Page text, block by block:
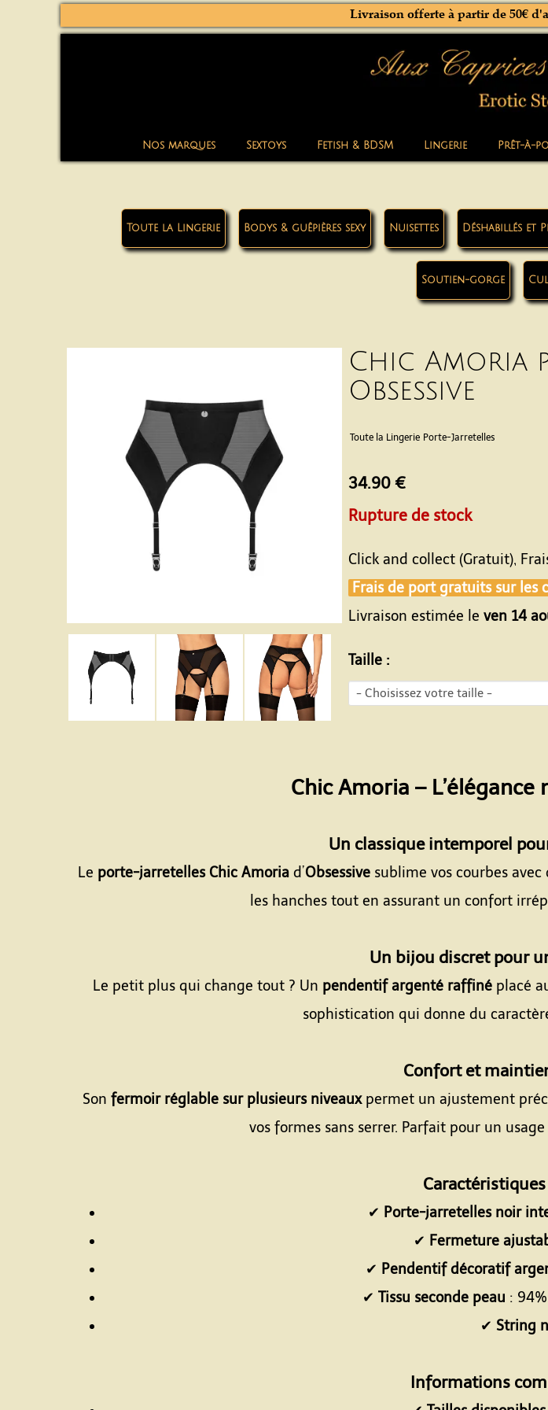
Nos marques Sextoys Fetish & BDSM Lingerie Prêt-à-
Livraison offerte à partir de 50€
Toute la Lingerie Bodys & guêpières sexy Nuisettes Déshabillés et
Soutien-gorge
Chic Amoria
Obsessive
Toute la Lingerie Porte-Jarretelles
34.90 €
Rupture de stock
Click and collect (Gratuit),
Frais de port gratuits sur les
Livraison estimée le ven 14
Taille :
Chic Amoria –
Un classique intemporel
Le porte-jarretelles Chic Amoria d’Obsessive sublime vos courbes
les hanches tout en assurant un confort
Un bijou discret pour
Le petit plus qui change tout ? Un pendentif argenté raffinéplacé
sophistication qui donne du
Confort et
Son fermoir réglable sur plusieurs niveauxpermet un ajustement
vos formes sans serrer. Parfait pour un
✔ Porte-jarretelles noir
✔ Fermeture
✔ Pendentif décoratif
✔ Tissu seconde peau :
✔ String
Informations